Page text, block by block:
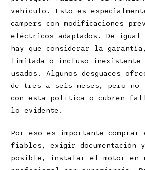
vehículo. Esto es
campers con modificaciones
eléctricos adaptados. De igual
hay que considerar la
limitada o incluso inexistente
usados. Algunos desguaces
de tres a seis meses, pero no
con esta política o cubren
lo evidente.
Por eso es importante comprar
fiables, exigir documentación
posible, instalar el motor en